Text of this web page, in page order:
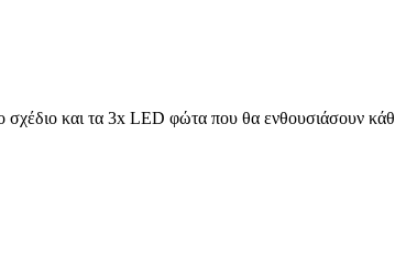
και τα 3x LED φώτα που θα ενθουσιάσουν